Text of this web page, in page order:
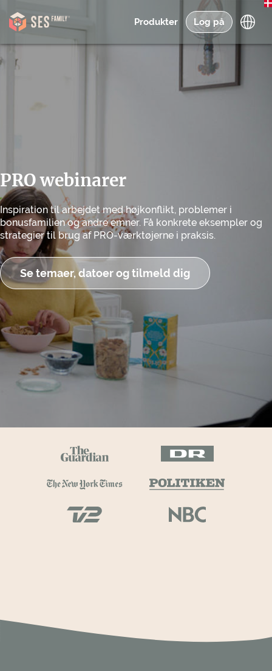
Produkter Log på
PRO webinarer
Inspiration til arbejdet med højkonflikt, problemer i
bonusfamilien og andre emner. Få konkrete eksempler og
strategier til brug af PRO-værktøjerne i praksis.
Se temaer, datoer og tilmeld dig